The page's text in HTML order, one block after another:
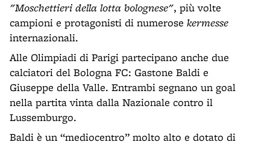
"Moschettieri della lotta bolognese", più volte
campioni e protagonisti di numerose kermesse
internazionali.
Alle Olimpiadi di Parigi partecipano anche due
calciatori del Bologna FC: Gastone Baldi e
Giuseppe della Valle. Entrambi segnano un goal
nella partita vinta dalla Nazionale contro il
Lussemburgo.
Baldi è un “mediocentro” molto alto e dotato di